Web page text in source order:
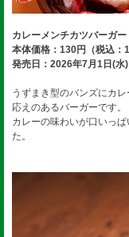
カレーメンチカツバーガ
本体価格：130円（税込：
発売日：2026年7月1日(水)
うずまき型のバンズにカ
応えのあるバーガーです。
カレーの味わいが口いっ
た。